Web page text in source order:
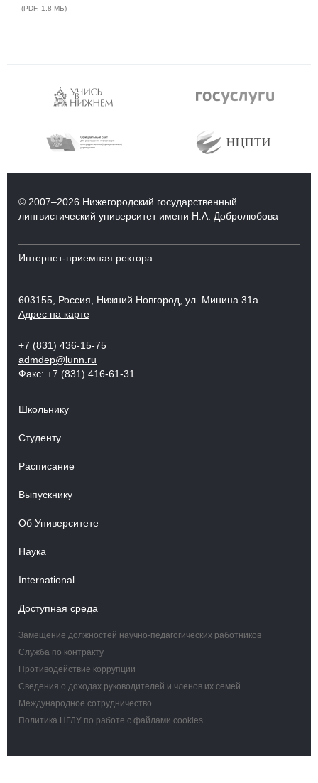
(PDF, 1,8 МБ)
© 2007–2026 Нижегородский государственный
лингвистический университет имени Н.А. Добролюбова
Интернет-приемная ректора
603155, Россия, Нижний Новгород, ул. Минина 31а
Адрес на карте
+7 (831) 436-15-75
admdep@lunn.ru
Факс: +7 (831) 416-61-31
Школьнику
Студенту
Расписание
Выпускнику
Об Университете
Наука
International
Доступная среда
Замещение должностей научно-педагогических работников
Служба по контракту
Противодействие коррупции
Сведения о доходах руководителей и членов их семей
Международное сотрудничество
Политика НГЛУ по работе с файлами cookies